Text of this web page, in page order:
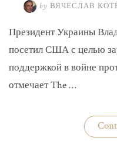
by ВЯЧЕСЛАВ
Президент Украины
посетил США с целью
поддержкой в войне
отмечает The …